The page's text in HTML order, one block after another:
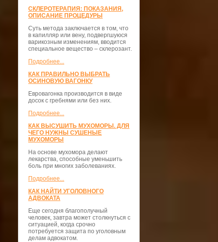
СКЛЕРОТЕРАПИЯ: ПОКАЗАНИЯ,
ОПИСАНИЕ ПРОЦЕДУРЫ
Суть метода заключается в том, что
в капилляр или вену, подвергшуюся
варикозным изменениям, вводится
специальное вещество – склерозант.
Подробнее...
КАК ПРАВИЛЬНО ВЫБРАТЬ
ОСИНОВУЮ ВАГОНКУ
Евровагонка производится в виде
досок с гребнями или без них.
Подробнее...
КАК ВЫСУШИТЬ МУХОМОРЫ. ДЛЯ
ЧЕГО НУЖНЫ СУШЕНЫЕ
МУХОМОРЫ
На основе мухомора делают
лекарства, способные уменьшить
боль при многих заболеваниях.
Подробнее...
КАК НАЙТИ УГОЛОВНОГО
АДВОКАТА
Еще сегодня благополучный
человек, завтра может столкнуться с
ситуацией, когда срочно
потребуется защита по уголовным
делам адвокатом.